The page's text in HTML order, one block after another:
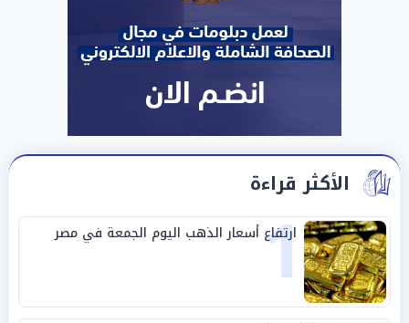
الأكثر قراءة
1
ارتفاع أسعار الذهب اليوم الجمعة في مصر